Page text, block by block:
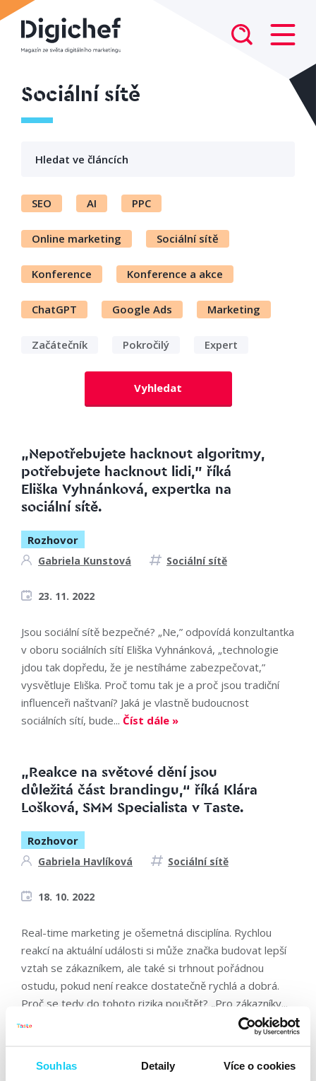
Souhlas Detaily Více o cookies
Sociální sítě
SEO AI PPC
Online marketing Sociální sítě
Konference Konference a akce
ChatGPT Google Ads Marketing
Začátečník Pokročilý Expert
Vyhledat
„Nepotřebujete hacknout algoritmy,
potřebujete hacknout lidi,” říká
Eliška Vyhnánková, expertka na
sociální sítě.
Rozhovor
Gabriela Kunstová Sociální sítě
23. 11. 2022
Jsou sociální sítě bezpečné? „Ne,” odpovídá konzultantka
v oboru sociálních sítí Eliška Vyhnánková, „technologie
jdou tak dopředu, že je nestíháme zabezpečovat,”
vysvětluje Eliška. Proč tomu tak je a proč jsou tradiční
influenceři naštvaní? Jaká je vlastně budoucnost
sociálních sítí, bude... Číst dále »
„Reakce na světové dění jsou
důležitá část brandingu,“ říká Klára
Lošková, SMM Specialista v Taste.
Rozhovor
Gabriela Havlíková Sociální sítě
18. 10. 2022
Real-time marketing je ošemetná disciplína. Rychlou
reakcí na aktuální události si může značka budovat lepší
vztah se zákazníkem, ale také si trhnout pořádnou
ostudu, pokud není reakce dostatečně rychlá a dobrá.
Proč se tedy do tohoto rizika pouštět? „Pro zákazníky...
Číst dále »
„Na Pokáče si navlíknu, co chci. A je